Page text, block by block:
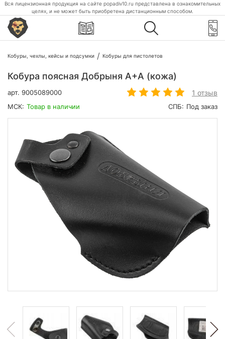
Вся лицензионная продукция на сайте popadiv10.ru представлена в ознакомительных
целях, и не может быть приобретена дистанционным способом.
Кобуры, чехлы, кейсы и подсумки Кобуры для пистолетов
Кобура поясная Добрыня А+А (кожа)
арт. 9005089000 1 отзыв
МСК: Товар в наличии СПБ: Под заказ